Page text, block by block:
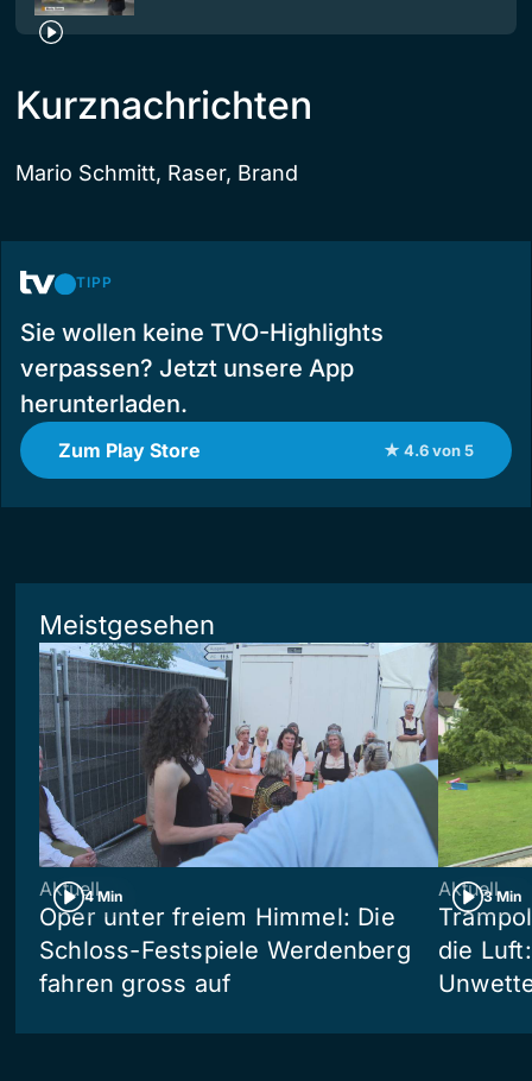
Kurznachrichten
Mario Schmitt, Raser, Brand
TIPP
Sie wollen keine TVO-Highlights
verpassen? Jetzt unsere App
herunterladen.
Zum Play Store ★ 4.6 von 5
Meistgesehen
4 Min
Aktuell
Oper unter freiem Himmel: Die
Schloss-Festspiele Werdenberg
fahren gross auf
3 Min
Aktuell
die